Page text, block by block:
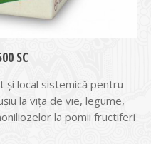
SC
şi local sistemică pentru
la viţa de vie, legume,
la pomii fructiferi